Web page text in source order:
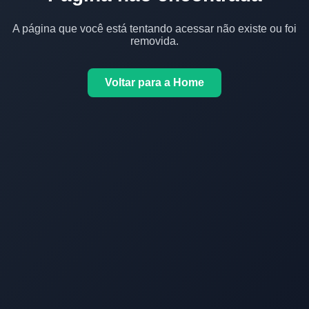
A página que você está tentando acessar não existe ou foi
removida.
Voltar para a Home